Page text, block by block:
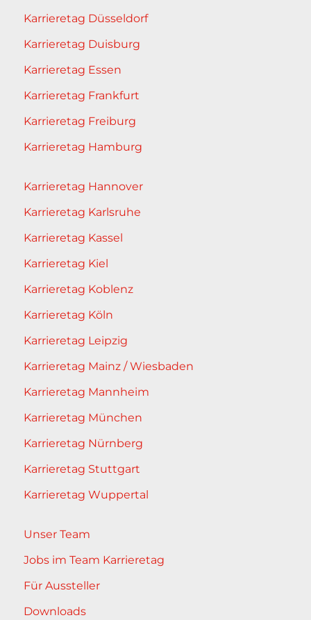
Karrieretag Düsseldorf
Karrieretag Duisburg
Karrieretag Essen
Karrieretag Frankfurt
Karrieretag Freiburg
Karrieretag Hamburg
Karrieretag Hannover
Karrieretag Karlsruhe
Karrieretag Kassel
Karrieretag Kiel
Karrieretag Koblenz
Karrieretag Köln
Karrieretag Leipzig
Karrieretag Mainz / Wiesbaden
Karrieretag Mannheim
Karrieretag München
Karrieretag Nürnberg
Karrieretag Stuttgart
Karrieretag Wuppertal
Unser Team
Jobs im Team Karrieretag
Für Aussteller
Downloads